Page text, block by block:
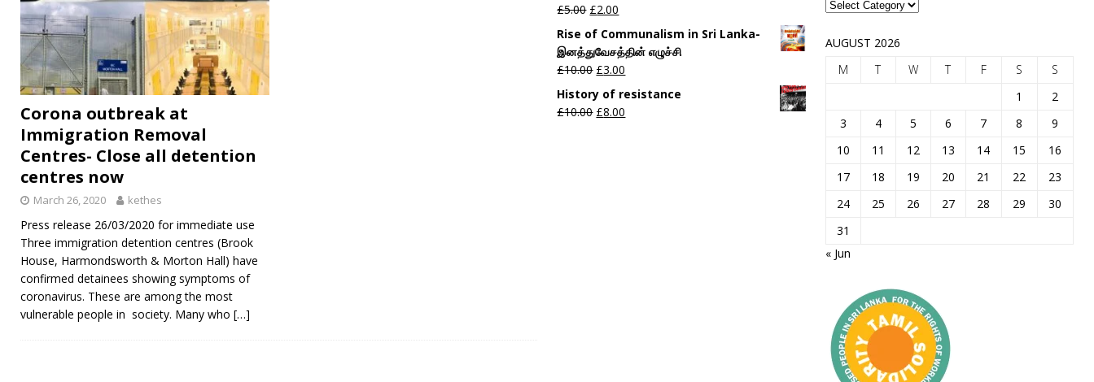
Corona outbreak at
Immigration Removal
Centres- Close all detention
centres now
March 26, 2020 kethes
Press release 26/03/2020 for immediate use
Three immigration detention centres (Brook
House, Harmondsworth & Morton Hall) have
confirmed detainees showing symptoms of
coronavirus. These are among the most
vulnerable people in society. Many who […]
£5.00 £2.00
Rise of Communalism in Sri Lanka-
இனத்துவேசத்தின் எழுச்சி
£10.00 £3.00
History of resistance
£10.00 £8.00
AUGUST 2026
M
T W T F S
S
1
2
3
4 5 6 7 8
9
10
11 12 13 14 15
16
17
18 19 20 21 22
23
24
25 26 27 28 29
30
31
« Jun